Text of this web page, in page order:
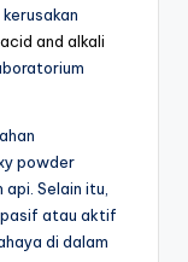
acid and alkali
powder
Selain itu,
pasif atau aktif
di dalam